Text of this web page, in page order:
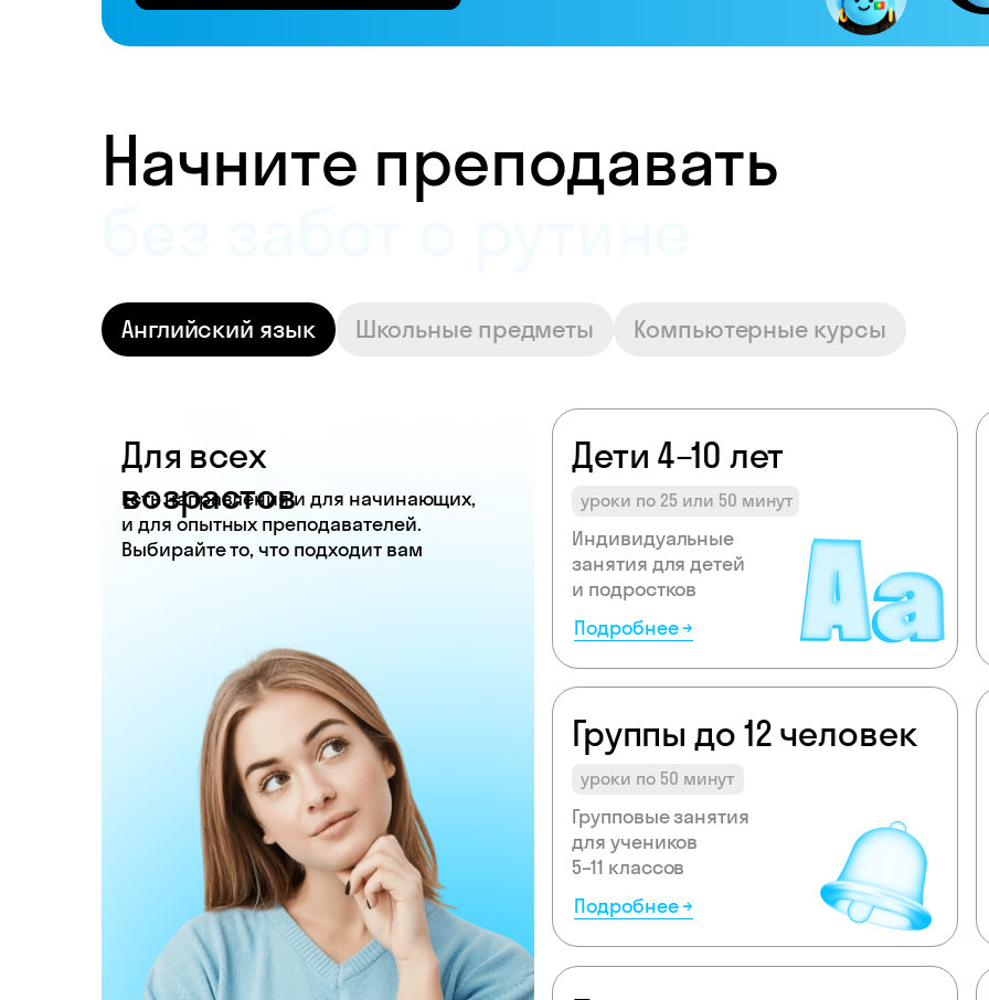
Начните преподавать
Английский язык Школьные предметы Компьютерные курсы
Для всех
возрастов
Есть направления и для начинающих,
и для опытных преподавателей.
Выбирайте то, что подходит вам
Дети 4–10 лет
уроки по 25 или 50 минут
Индивидуальные
занятия для детей
и подростков
Подробнее →
Групповые занятия
для учеников
5–11 классов
уроки по 50 минут
Группы до 12 человек
Подробнее →